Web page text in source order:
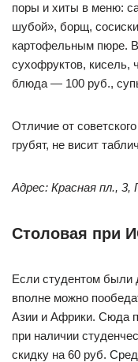
поры и хиты в меню:
шубой», борщ,
картофельным пюре.
сухофруктов, кисель,
блюда — 100 руб.,
Отличие от
грубят, не висит
Адрес: Красная пл.,
Столовая при
Если студентом были
вполне можно
Азии и Африки. Сюда
при наличии
скидку на 60 руб.